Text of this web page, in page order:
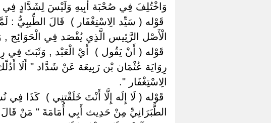
وَاخْتُلِفَ فِي صُحْبَة أَبِيهِ وَلَيْسَ لِشَدَّادٍ فِي
‏قَوْله ( سَيِّد الِاسْتِغْفَار ) ‏ ‏قَالَ الطِّيبِيُّ :
الْأَصْل الرَّئِيس الَّذِي يُقْصَد فِي الْحَوَائِج ,
‏قَوْله ( أَنْ يَقُول ) ‏ ‏أَيْ الْعَبْد , وَثَبَتَ فِي
رِوَايَة عُثْمَان بْن رَبِيعَة عَنْ شَدَّاد " أَلَا
الِاسْتِغْفَار ".
‏قَوْله ( لَا إِلَه إِلَّا أَنْتَ خَلَقْتنِي ) ‏ ‏كَذَا
الطَّبَرَانِيِّ مِنْ حَدِيث أَبِي أُمَامَةَ " مَنْ قَالَ